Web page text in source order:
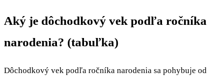
Aký je dôchodkový vek podľa ročníka
narodenia? (tabuľka)
Dôchodkový vek podľa ročníka narodenia sa pohybuje od